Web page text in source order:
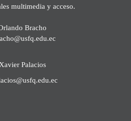
multimedia y acceso.
Bracho
Xavier Palacios